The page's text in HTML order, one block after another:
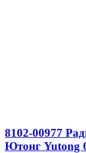
8102-00977
Ютонг Yutong